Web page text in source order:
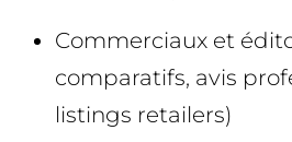
Commerciaux et
comparatifs, avis
listings retailers)